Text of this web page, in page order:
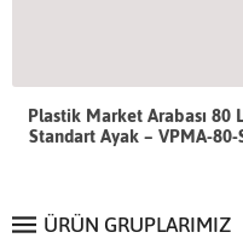
Plastik Market Arabası 80
Standart Ayak – VPMA-80-
ÜRÜN GRUPLARIMIZ